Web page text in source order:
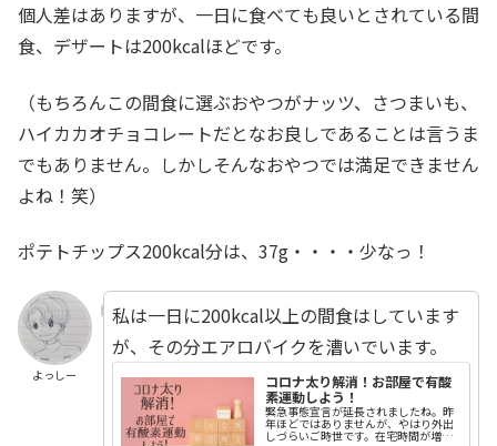
個人差はありますが、一日に食べても良いとされている間
食、デザートは200kcalほどです。
（もちろんこの間食に選ぶおやつがナッツ、さつまいも、
ハイカカオチョコレートだとなお良しであることは言うま
でもありません。しかしそんなおやつでは満足できません
よね！笑）
ポテトチップス200kcal分は、37g・・・・少なっ！
よっしー
私は一日に200kcal以上の間食はしています
が、その分エアロバイクを漕いでいます。
コロナ太り解消！お部屋で有酸
素運動しよう！
緊急事態宣言が延長されましたね。昨
年ほどではありませんが、やはり外出
しづらいご時世です。在宅時間が増え